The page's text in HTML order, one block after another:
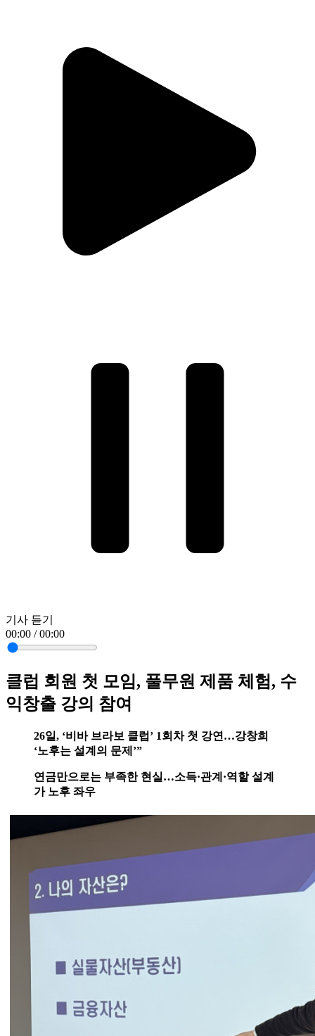
기사 듣기
00:00 / 00:00
클럽 회원 첫 모임, 풀무원 제품 체험, 수
익창출 강의 참여
26일, ‘비바 브라보 클럽’ 1회차 첫 강연…강창희
‘노후는 설계의 문제’”
연금만으로는 부족한 현실…소득·관계·역할 설계
가 노후 좌우